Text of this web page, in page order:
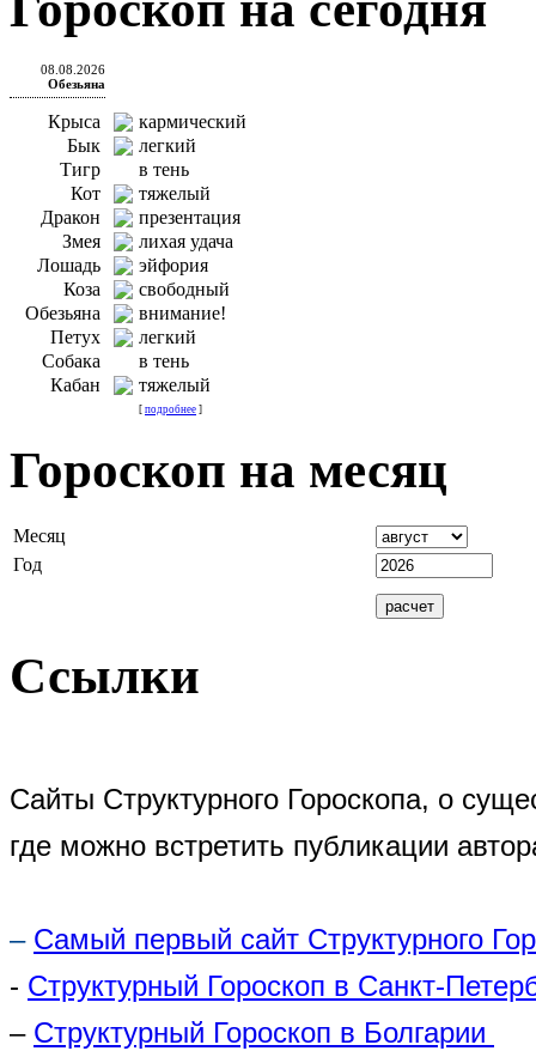
08.08.2026
Обезьяна
Крыса
кармический
Бык
легкий
Тигр
в тень
Кот
тяжелый
Дракон
презентация
Змея
лихая удача
Лошадь
эйфория
Коза
свободный
Обезьяна
внимание!
Петух
легкий
Собака
в тень
Кабан
тяжелый
[ подробнее ]
Гороскоп на месяц
Месяц
Год
Ссылки
Сайты Структурного Гороскопа, о
где можно встретить публикации
– Самый первый сайт Структурного
- Структурный Гороскоп в Санкт-
– Структурный Гороскоп в Болгарии